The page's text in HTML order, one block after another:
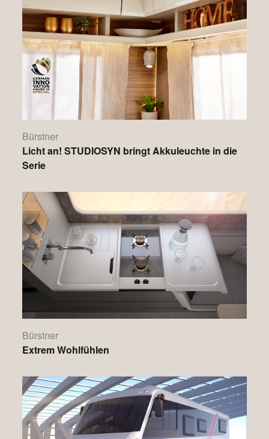
Bürstner
Licht an! STUDIOSYN bringt Akkuleuchte in die
Serie
Bürstner
Extrem Wohlfühlen